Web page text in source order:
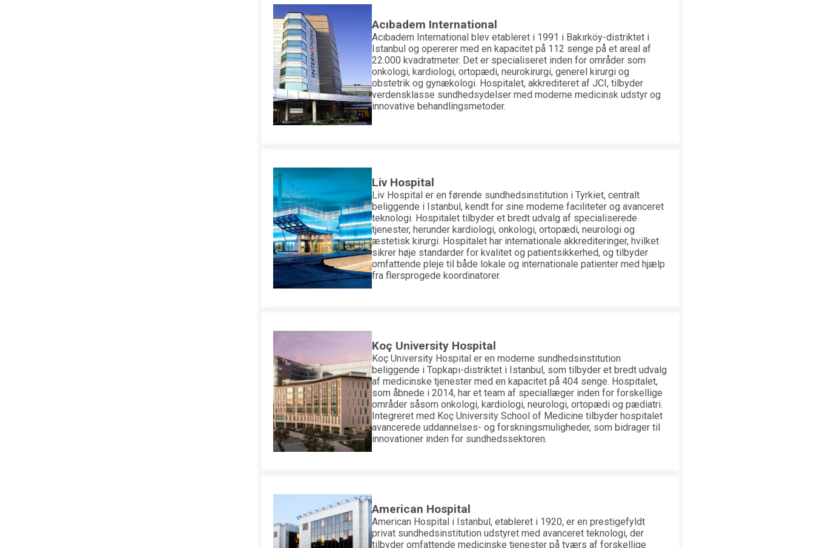
Acıbadem International
Acıbadem International blev etableret i 1991 i Bakırköy-distriktet i
Istanbul og opererer med en kapacitet på 112 senge på et areal af
22.000 kvadratmeter. Det er specialiseret inden for områder som
onkologi, kardiologi, ortopædi, neurokirurgi, generel kirurgi og
obstetrik og gynækologi. Hospitalet, akkrediteret af JCI, tilbyder
verdensklasse sundhedsydelser med moderne medicinsk udstyr og
innovative behandlingsmetoder.
Liv Hospital
Liv Hospital er en førende sundhedsinstitution i Tyrkiet, centralt
beliggende i Istanbul, kendt for sine moderne faciliteter og avanceret
teknologi. Hospitalet tilbyder et bredt udvalg af specialiserede
tjenester, herunder kardiologi, onkologi, ortopædi, neurologi og
æstetisk kirurgi. Hospitalet har internationale akkrediteringer, hvilket
sikrer høje standarder for kvalitet og patientsikkerhed, og tilbyder
omfattende pleje til både lokale og internationale patienter med hjælp
fra flersprogede koordinatorer.
Koç University Hospital
Koç University Hospital er en moderne sundhedsinstitution
beliggende i Topkapı-distriktet i Istanbul, som tilbyder et bredt udvalg
af medicinske tjenester med en kapacitet på 404 senge. Hospitalet,
som åbnede i 2014, har et team af speciallæger inden for forskellige
områder såsom onkologi, kardiologi, neurologi, ortopædi og pædiatri.
Integreret med Koç University School of Medicine tilbyder hospitalet
avancerede uddannelses- og forskningsmuligheder, som bidrager til
innovationer inden for sundhedssektoren.
American Hospital
American Hospital i Istanbul, etableret i 1920, er en prestigefyldt
privat sundhedsinstitution udstyret med avanceret teknologi, der
tilbyder omfattende medicinske tjenester på tværs af forskellige